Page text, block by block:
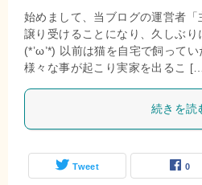
始めまして、当ブログの運営者
譲り受けることになり、久しぶ
(*’ω’*) 以前は猫を自宅で飼って
様々な事が起こり実家を出るこ
続きを読
Tweet 0